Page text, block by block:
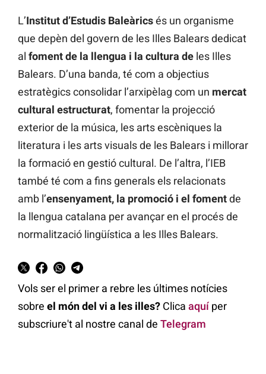
L’Institut d’Estudis Baleàricsés un organisme
que depèn del govern de les Illes Balears dedicat
al foment de la llengua i la cultura de les Illes
Balears. D’una banda, té com a objectius
estratègics consolidar l’arxipèlag com un mercat
cultural estructurat, fomentar la projecció
exterior de la música, les arts escèniques la
literatura i les arts visuals de les Balears i millorar
la formació en gestió cultural. De l’altra, l’IEB
també té com a fins generals els relacionats
amb l’ensenyament, la promoció i el fomentde
la llengua catalana per avançar en el procés de
normalització lingüística a les Illes Balears.
Vols ser el primer a rebre les últimes notícies
sobre el món del vi a les illes? Clica aquíper
subscriure't al nostre canal de Telegram